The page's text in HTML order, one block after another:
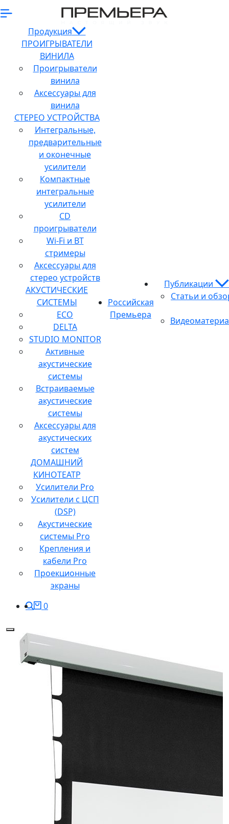
Продукция
ПРОИГРЫВАТЕЛИ
ВИНИЛА
Проигрыватели
винила
Аксессуары для
винила
СТЕРЕО УСТРОЙСТВА
Интегральные,
предварительные
и оконечные
усилители
Компактные
интегральные
усилители
CD
проигрыватели
Wi-Fi и BT
стримеры
Аксессуары для
стерео устройств
АКУСТИЧЕСКИЕ
СИСТЕМЫ
ECO
DELTA
STUDIO MONITOR
Активные
акустические
системы
Встраиваемые
акустические
системы
Аксессуары для
акустических
систем
ДОМАШНИЙ
КИНОТЕАТР
Усилители Pro
Усилители с ЦСП
(DSP)
Акустические
системы Pro
Крепления и
кабели Pro
Проекционные
экраны
Российская
Премьера
Публикации
Статьи и
0